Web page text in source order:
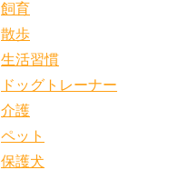
飼育
散歩
生活習慣
ドッグトレーナー
介護
ペット
保護犬